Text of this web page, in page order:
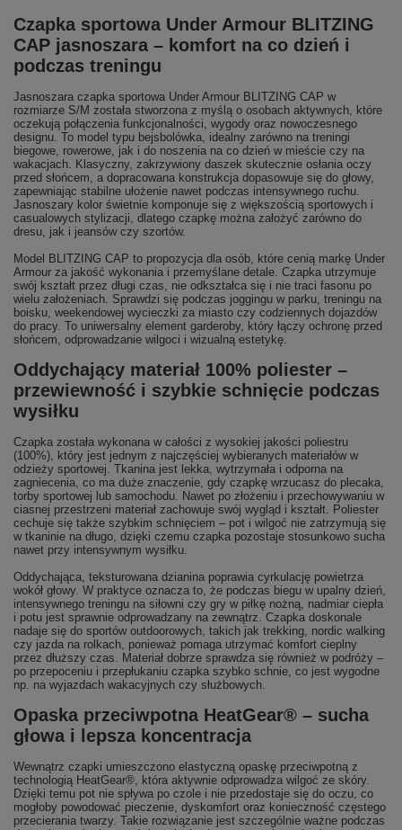
Czapka sportowa Under Armour BLITZING
CAP jasnoszara – komfort na co dzień i
podczas treningu
Jasnoszara czapka sportowa Under Armour BLITZING CAP w
rozmiarze S/M została stworzona z myślą o osobach aktywnych, które
oczekują połączenia funkcjonalności, wygody oraz nowoczesnego
designu. To model typu bejsbolówka, idealny zarówno na treningi
biegowe, rowerowe, jak i do noszenia na co dzień w mieście czy na
wakacjach. Klasyczny, zakrzywiony daszek skutecznie osłania oczy
przed słońcem, a dopracowana konstrukcja dopasowuje się do głowy,
zapewniając stabilne ułożenie nawet podczas intensywnego ruchu.
Jasnoszary kolor świetnie komponuje się z większością sportowych i
casualowych stylizacji, dlatego czapkę można założyć zarówno do
dresu, jak i jeansów czy szortów.
Model BLITZING CAP to propozycja dla osób, które cenią markę Under
Armour za jakość wykonania i przemyślane detale. Czapka utrzymuje
swój kształt przez długi czas, nie odkształca się i nie traci fasonu po
wielu założeniach. Sprawdzi się podczas joggingu w parku, treningu na
boisku, weekendowej wycieczki za miasto czy codziennych dojazdów
do pracy. To uniwersalny element garderoby, który łączy ochronę przed
słońcem, odprowadzanie wilgoci i wizualną estetykę.
Oddychający materiał 100% poliester –
przewiewność i szybkie schnięcie podczas
wysiłku
Czapka została wykonana w całości z wysokiej jakości poliestru
(100%), który jest jednym z najczęściej wybieranych materiałów w
odzieży sportowej. Tkanina jest lekka, wytrzymała i odporna na
zagniecenia, co ma duże znaczenie, gdy czapkę wrzucasz do plecaka,
torby sportowej lub samochodu. Nawet po złożeniu i przechowywaniu w
ciasnej przestrzeni materiał zachowuje swój wygląd i kształt. Poliester
cechuje się także szybkim schnięciem – pot i wilgoć nie zatrzymują się
w tkaninie na długo, dzięki czemu czapka pozostaje stosunkowo sucha
nawet przy intensywnym wysiłku.
Oddychająca, teksturowana dzianina poprawia cyrkulację powietrza
wokół głowy. W praktyce oznacza to, że podczas biegu w upalny dzień,
intensywnego treningu na siłowni czy gry w piłkę nożną, nadmiar ciepła
i potu jest sprawnie odprowadzany na zewnątrz. Czapka doskonale
nadaje się do sportów outdoorowych, takich jak trekking, nordic walking
czy jazda na rolkach, ponieważ pomaga utrzymać komfort cieplny
przez dłuższy czas. Materiał dobrze sprawdza się również w podróży –
po przepoceniu i przepłukaniu czapka szybko schnie, co jest wygodne
np. na wyjazdach wakacyjnych czy służbowych.
Opaska przeciwpotna HeatGear® – sucha
głowa i lepsza koncentracja
Wewnątrz czapki umieszczono elastyczną opaskę przeciwpotną z
technologią HeatGear®, która aktywnie odprowadza wilgoć ze skóry.
Dzięki temu pot nie spływa po czole i nie przedostaje się do oczu, co
mogłoby powodować pieczenie, dyskomfort oraz konieczność częstego
przecierania twarzy. Takie rozwiązanie jest szczególnie ważne podczas